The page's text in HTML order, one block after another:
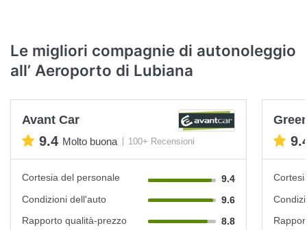
Le migliori compagnie di autonoleggio
all’ Aeroporto di Lubiana
Avant Car
9.4 Molto buona 100+ Recensioni
Cortesia del personale
9.4
Condizioni dell'auto
9.6
Rapporto qualità-prezzo
8.8